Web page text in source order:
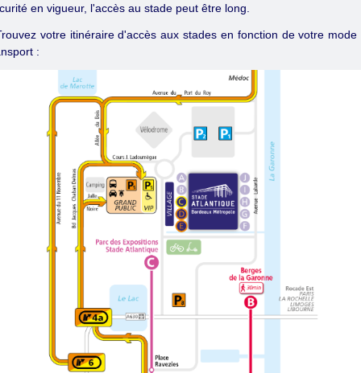
en vigueur, l'accès au stade peut être long.
votre itinéraire d'accès aux stades en fonction de votre mode
: